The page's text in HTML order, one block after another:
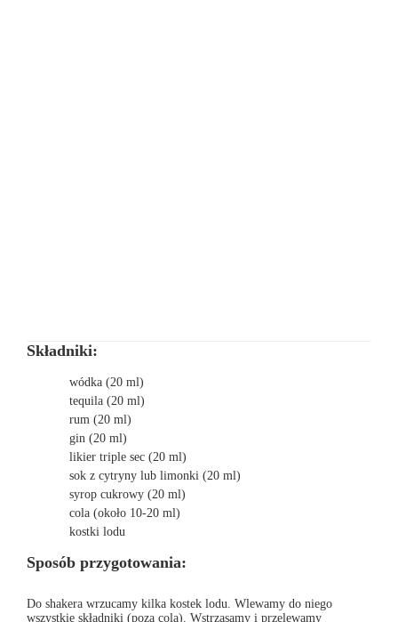
Składniki:
wódka (20 ml)
tequila (20 ml)
rum (20 ml)
gin (20 ml)
likier triple sec (20 ml)
sok z cytryny lub limonki (20 ml)
syrop cukrowy (20 ml)
cola (około 10-20 ml)
kostki lodu
Sposób przygotowania:
Do shakera wrzucamy kilka kostek lodu. Wlewamy do niego
wszystkie składniki (poza colą). Wstrząsamy i przelewamy